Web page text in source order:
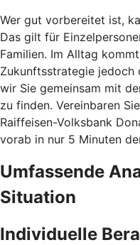
Wer gut vorbereitet ist,
Das gilt für
Familien. Im Alltag
Zukunftsstrategie
wir Sie gemeinsam mit
zu finden. Vereinbaren
Raiffeisen-Volksbank
vorab in nur 5 Minuten
Umfassende
Situation
Individuelle